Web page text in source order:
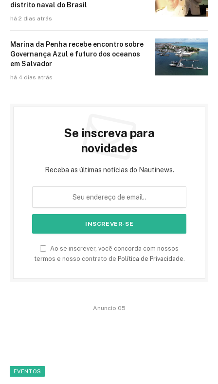
distrito naval do Brasil
há 2 dias atrás
Marina da Penha recebe encontro sobre
Governança Azul e futuro dos oceanos
em Salvador
há 4 dias atrás
Se inscreva para
novidades
Receba as últimas notícias do Nautinews.
Ao se inscrever, você concorda com nossos
termos e nosso contrato de Política de Privacidade.
Anuncio 05
EVENTOS